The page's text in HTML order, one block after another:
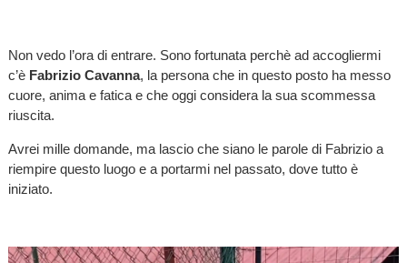
Non vedo l’ora di entrare. Sono fortunata perchè ad accogliermi
c’è Fabrizio Cavanna, la persona che in questo posto ha messo
cuore, anima e fatica e che oggi considera la sua scommessa
riuscita.
Avrei mille domande, ma lascio che siano le parole di Fabrizio a
riempire questo luogo e a portarmi nel passato, dove tutto è
iniziato.